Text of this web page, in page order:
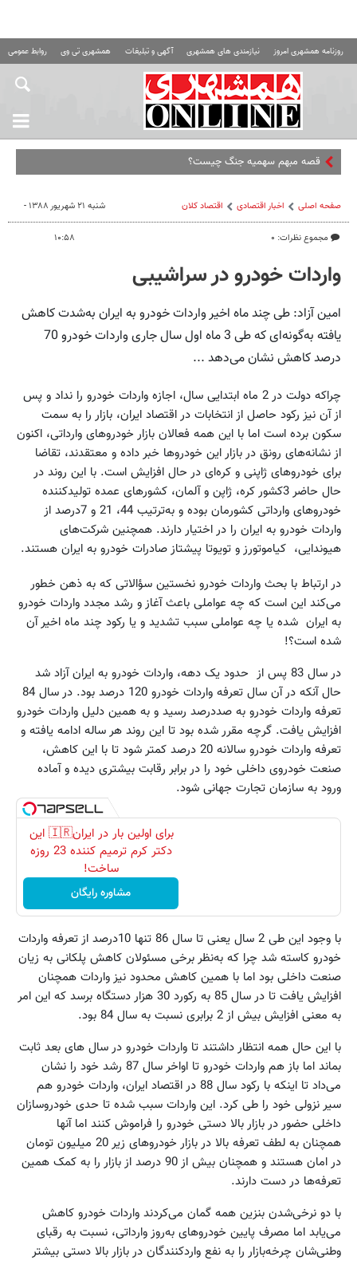
روزنامه همشهری امروز نیازمندی های همشهری آگهی و تبلیغات همشهری تی وی روابط عمومی
صفحه اصلی اخبار اقتصادی اقتصاد كلان
مجموع نظرات: ۰
شنبه ۲۱ شهریور ۱۳۸۸ -
۱۰:۵۸
واردات خودرو در سراشیبی
امین آزاد: طی چند ماه اخیر واردات خودرو به ایران به‌شدت کاهش
یافته به‌گونه‌ای که طی 3 ماه اول سال جاری واردات خودرو 70
درصد کاهش نشان می‌دهد ...
چرا‌که دولت در 2 ماه ابتدایی سال، اجازه واردات خودرو را نداد و پس
از آن نیز رکود حاصل از انتخابات در اقتصاد ایران، بازار را به سمت
سکون برده است اما با این همه فعالان بازار خودروهای وارداتی، اکنون
از نشانه‌های رونق در بازار این خودروها خبر داده و معتقدند، تقاضا
برای خودروهای ژاپنی و کره‌ای در حال افزایش است. با این روند در
حال حاضر 3کشور کره، ژاپن و آلمان، کشورهای عمده تولیدکننده
خودروهای وارداتی کشورمان بوده و به‌ترتیب 44، 21 و 7درصد از
واردات خودرو به ایران را در اختیار دارند. همچنین شرکت‌های
هیوندایی، کیا‌موتورز و تویوتا پیشتاز صادرات خودرو به ایران هستند.
در ارتباط با بحث واردات خودرو نخستین سؤالاتی که به ذهن خطور
می‌کند این است که چه عواملی باعث آغاز و رشد مجدد واردات خودرو
به ایران شده یا چه عواملی سبب تشدید و یا رکود چند ماه اخیر آن
شده است؟!
در سال 83 پس از حدود یک دهه، واردات خودرو به ایران آزاد شد
حال آنکه در آن سال تعرفه واردات خودرو 120 درصد بود. در سال 84
تعرفه واردات خودرو به صددرصد رسید و به همین دلیل واردات خودرو
افزایش یافت. گرچه مقرر شده بود تا این روند هر ساله ادامه یافته و
تعرفه واردات خودرو سالانه 20 درصد کمتر شود تا با این کاهش،
صنعت خودروی داخلی خود را در برابر رقابت بیشتری دیده و آماده
ورود به سازمان تجارت جهانی شود.
برای اولین بار در ایران🇮🇷 این
دکتر کرم ترمیم کننده 23 روزه
ساخت!
مشاوره رایگان
با وجود این طی 2 سال یعنی تا سال 86 تنها 10‌درصد از تعرفه واردات
خودرو کاسته شد چرا که به‌نظر برخی مسئولان کاهش پلکانی به زیان
صنعت داخلی بود اما با همین کاهش محدود نیز واردات همچنان
افزایش یافت تا در سال 85 به رکورد 30 هزار دستگاه برسد که این امر
به معنی افزایش بیش از 2 برابری نسبت به سال 84 بود.
با این حال همه انتظار داشتند تا واردات خودرو در سال های بعد ثابت
بماند اما باز هم واردات خودرو تا اواخر سال 87 رشد خود را نشان
می‌داد تا اینکه با رکود سال 88 در اقتصاد ایران، واردات خودرو هم
سیر نزولی خود را طی کرد. این واردات سبب شده تا حدی خودرو‌سازان
داخلی حضور در بازار بالا دستی خودرو را فراموش کنند اما آنها
همچنان به لطف تعرفه بالا در بازار خودروهای زیر 20 میلیون تومان
در امان هستند و همچنان بیش از 90 درصد از بازار را به کمک همین
تعرفه‌ها در دست دارند.
با دو نرخی‌شدن بنزین همه گمان می‌کردند واردات خودرو کاهش
می‌یابد اما مصرف پایین خودروهای به‌روز وارداتی، نسبت به رقبای
وطنی‌شان چرخه‌بازار را به نفع وارد‌کنندگان در بازار بالا دستی بیشتر